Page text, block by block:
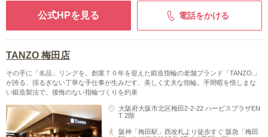
公式HPを見る 電話をかける
TANZO 梅田店
その手に「名品」リングを。創業７０年を迎えた鍛造指輪の老舗ブランド「TANZO.」
が誇る、揺るぎない丁寧な手仕事が生みだす、美しく丈夫な指輪。手間暇を惜しまな
い鍛造製法で、後悔のない指輪づくりを約束
大阪府大阪市北区梅田2-2-22 ハービスプラザEN
T 2階
阪神「梅田駅」西改札より徒歩すぐ 阪急「梅田